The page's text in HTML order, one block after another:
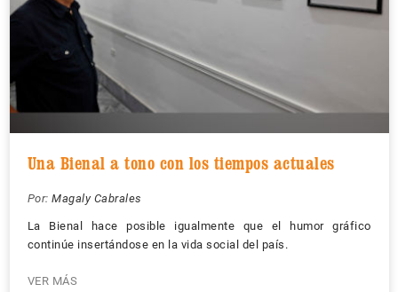
Una Bienal a tono con los tiempos actuales
Por: Magaly Cabrales
La Bienal hace posible igualmente que el humor gráfico
continúe insertándose en la vida social del país.
VER MÁS